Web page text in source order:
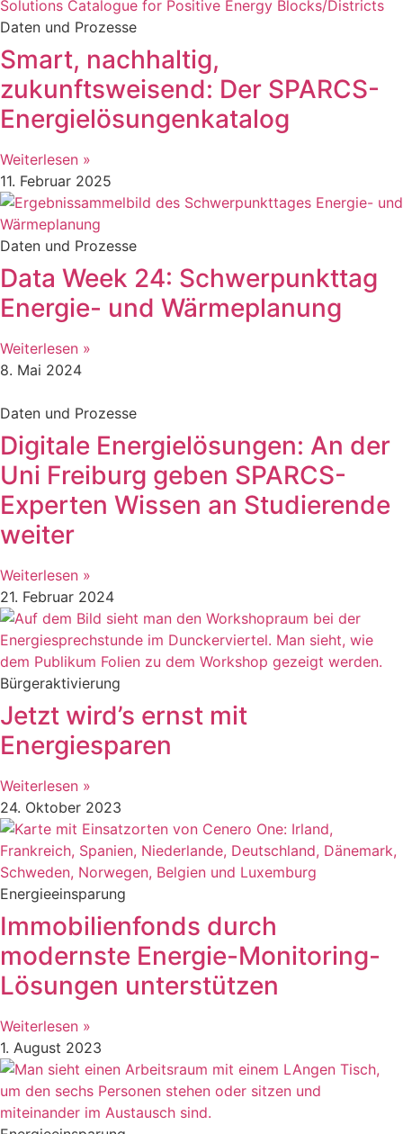
Daten und Prozesse
Smart, nachhaltig,
zukunftsweisend: Der SPARCS-
Energielösungenkatalog
Weiterlesen »
11. Februar 2025
Daten und Prozesse
Data Week 24: Schwerpunkttag
Energie- und Wärmeplanung
Weiterlesen »
8. Mai 2024
Daten und Prozesse
Digitale Energielösungen: An der
Uni Freiburg geben SPARCS-
Experten Wissen an Studierende
weiter
Weiterlesen »
21. Februar 2024
Bürgeraktivierung
Jetzt wird’s ernst mit
Energiesparen
Weiterlesen »
24. Oktober 2023
Energieeinsparung
Immobilienfonds durch
modernste Energie-Monitoring-
Lösungen unterstützen
Weiterlesen »
1. August 2023